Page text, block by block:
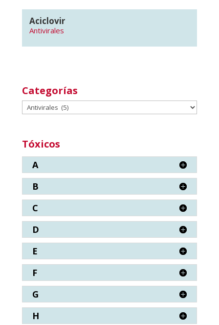
Aciclovir
Antivirales
Categorías
Categorías
Tóxicos
A
B
C
D
E
F
G
H